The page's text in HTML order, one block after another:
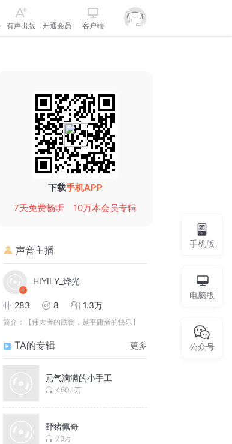
有声出版 开通会员 客户端
下载手机APP
7天免费畅听
10万本会员专辑
声音主播
HIYILY_烨光
283 8 1.3万
简介： 【伟大者的跌倒，是平庸者的快乐】
TA的专辑 更多
元气满满的小手工
460.1万
野猪佩奇
79万
手机版
电脑版
公众号